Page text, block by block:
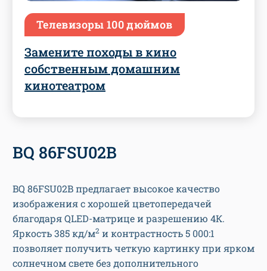
Телевизоры 100 дюймов
Замените походы в кино
собственным домашним
кинотеатром
BQ 86FSU02B
BQ 86FSU02B предлагает высокое качество
изображения с хорошей цветопередачей
благодаря QLED-матрице и разрешению 4К.
Яркость 385 кд/м2 и контрастность 5 000:1
позволяет получить четкую картинку при ярком
солнечном свете без дополнительного